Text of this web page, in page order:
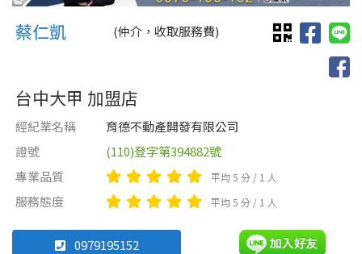
不拘 電梯大樓 透天厝
農舍
不拘 整層住家 獨立套房
店面 廠房
蔡仁凱 蔡仁凱
蔡仁凱 (仲介，收取服務費)
台中大甲 加盟店
經紀業名稱
育德不動產開發有限公司
證號
(110)登字第394882號
專業品質
平均 5 分 / 1 人
服務態度 平均 5 分 / 1 人
0979195152